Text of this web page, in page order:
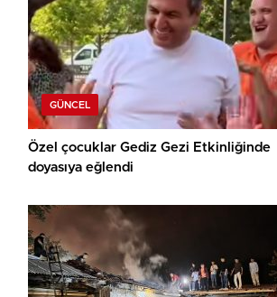
GÜNCEL
Özel çocuklar Gediz Gezi Etkinliğinde
doyasıya eğlendi